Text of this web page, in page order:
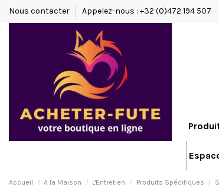
Nous contacter Appelez-nous : +32 (0)472 194 507
Accueil A la Maison L'Entretien Produits Spécifiques